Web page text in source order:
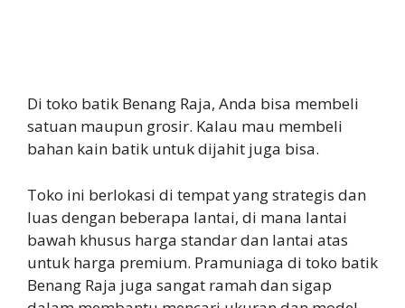
Di toko batik Benang Raja, Anda bisa membeli
satuan maupun grosir. Kalau mau membeli
bahan kain batik untuk dijahit juga bisa.
Toko ini berlokasi di tempat yang strategis dan
luas dengan beberapa lantai, di mana lantai
bawah khusus harga standar dan lantai atas
untuk harga premium. Pramuniaga di toko batik
Benang Raja juga sangat ramah dan sigap